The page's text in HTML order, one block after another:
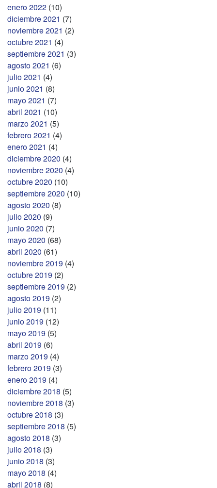
enero 2022 (10)
diciembre 2021 (7)
noviembre 2021 (2)
octubre 2021 (4)
septiembre 2021 (3)
agosto 2021 (6)
julio 2021 (4)
junio 2021 (8)
mayo 2021 (7)
abril 2021 (10)
marzo 2021 (5)
febrero 2021 (4)
enero 2021 (4)
diciembre 2020 (4)
noviembre 2020 (4)
octubre 2020 (10)
septiembre 2020 (10)
agosto 2020 (8)
julio 2020 (9)
junio 2020 (7)
mayo 2020 (68)
abril 2020 (61)
noviembre 2019 (4)
octubre 2019 (2)
septiembre 2019 (2)
agosto 2019 (2)
julio 2019 (11)
junio 2019 (12)
mayo 2019 (5)
abril 2019 (6)
marzo 2019 (4)
febrero 2019 (3)
enero 2019 (4)
diciembre 2018 (5)
noviembre 2018 (3)
octubre 2018 (3)
septiembre 2018 (5)
agosto 2018 (3)
julio 2018 (3)
junio 2018 (3)
mayo 2018 (4)
abril 2018 (8)